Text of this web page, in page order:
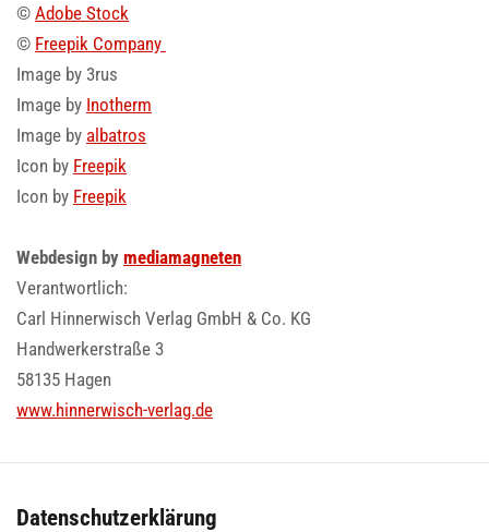
© Adobe Stock
© Freepik Company
Image by 3rus
Image by Inotherm
Image by albatros
Icon by Freepik
Icon by Freepik
Webdesign by mediamagneten
Verantwortlich:
Carl Hinnerwisch Verlag GmbH & Co. KG
Handwerkerstraße 3
58135 Hagen
www.hinnerwisch-verlag.de
Datenschutzerklärung